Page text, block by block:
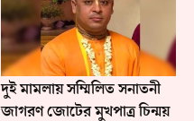
দুই মামলায় সম্মিলিত সনাতনী
জাগরণ জোটের মুখপাত্র চিন্ময়